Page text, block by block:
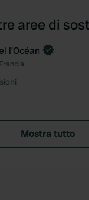
aree di
l’Océan
Mostra tutto